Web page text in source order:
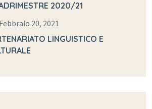
2020/21
Febbraio 20, 2021
LINGUISTICO E